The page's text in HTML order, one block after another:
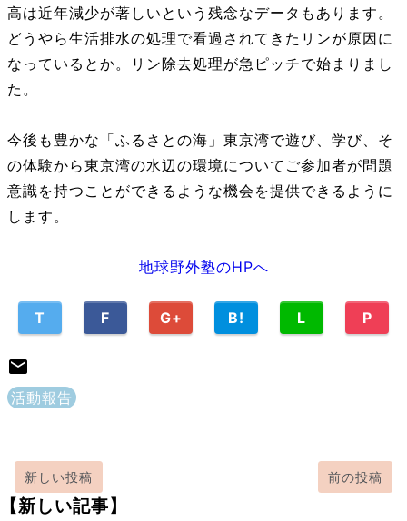
高は近年減少が著しいという残念なデータもあります。
どうやら生活排水の処理で看過されてきたリンが原因に
なっているとか。リン除去処理が急ピッチで始まりまし
た。
今後も豊かな「ふるさとの海」東京湾で遊び、学び、そ
の体験から東京湾の水辺の環境についてご参加者が問題
意識を持つことができるような機会を提供できるように
します。
地球野外塾のHPへ
T F G+ B! L P
活動報告
新しい投稿 前の投稿
【新しい記事】